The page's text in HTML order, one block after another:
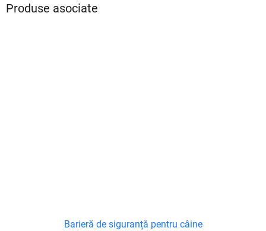
Produse asociate
Barieră de siguranță pentru câine